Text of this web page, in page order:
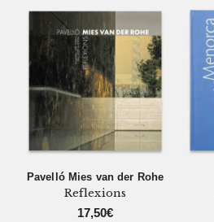
Pavelló Mies van der Rohe
Reflexions
17,50€